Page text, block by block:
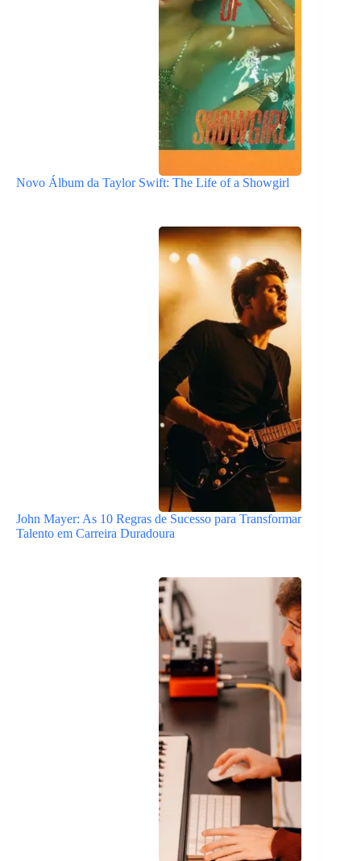
Novo Álbum da Taylor Swift: The Life of a Showgirl
John Mayer: As 10 Regras de Sucesso para Transformar
Talento em Carreira Duradoura